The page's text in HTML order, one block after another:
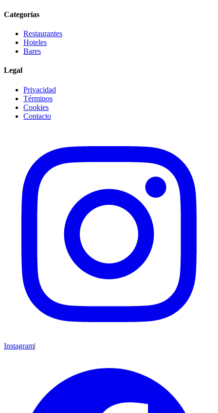
Categorías
Restaurantes
Hoteles
Bares
Legal
Privacidad
Términos
Cookies
Contacto
Instagram|